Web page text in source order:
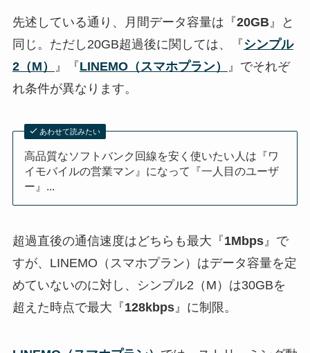
先述している通り、月間データ容量は『20GB』と
同じ。ただし20GB超過後に関しては、『シンプル
2（M）
』『LINEMO（スマホプラン）
』でそれぞ
れ条件が異なります。
あわせて読みたい
高品質なソフトバンク回線を安く使いたい人は『ワ
イモバイルの営業マン』になって『一人目のユーザ
ー』...
超過直後の通信速度はどちらも最大『1Mbps』で
すが、LINEMO（スマホプラン）はデータ容量を定
めていないのに対し、シンプル2（M）は30GBを
超えた時点で最大『128kbps』に制限。